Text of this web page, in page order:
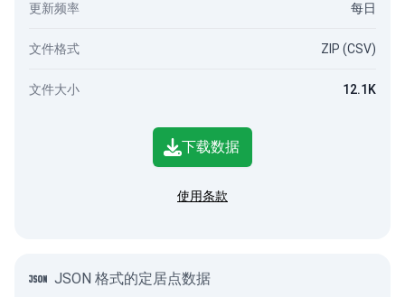
更新频率 每日
文件格式 ZIP (CSV)
文件大小 12.1K
下载数据
使用条款
JSON 格式的定居点数据